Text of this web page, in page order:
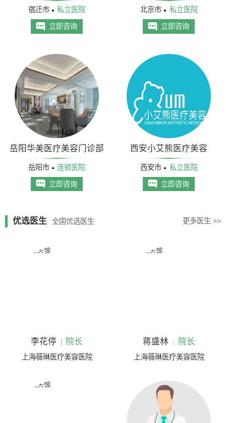
宿迁市 私立医院
立即咨询
北京市 私立医院
立即咨询
岳阳华美医疗美容门诊部
岳阳市 连锁医院
立即咨询
西安小艾熊医疗美容
西安市 私立医院
立即咨询
优选医生 全国优选医生 更多医生 >>
李花停 院长
上海薇琳医疗美容医院
蒋盛林 院长
上海薇琳医疗美容医院